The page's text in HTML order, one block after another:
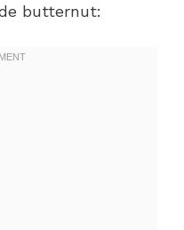
butternut: